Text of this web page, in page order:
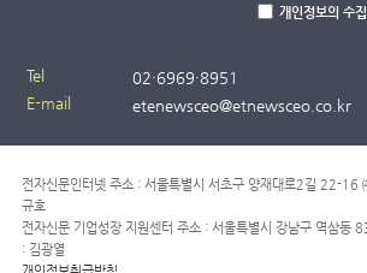
개인정보의 수
Tel 02·6969·8951
E-mail
etenewsceo@etnewsceo.co.kr
전자신문인터넷 주소 : 서울특별시 서초구 양재대로2길 22-16
규호
전자신문 기업성장 지원센터 주소 : 서울특별시 강남구 역삼동
: 김광열